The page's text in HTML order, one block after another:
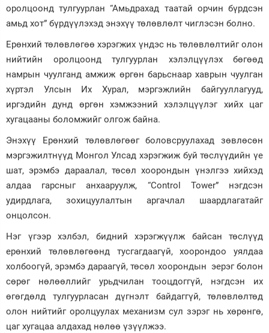
оролцоонд тулгуурлан “Амьдрахад таатай орчин бүрдсэн
амьд хот” бүрдүүлэхэд энэхүү төлөвлөлт чиглэсэн болно.
Ерөнхий төлөвлөгөө хэрэгжих үндэс нь төлөвлөлтийг олон
нийтийн оролцоонд тулгуурлан хэлэлцүүлэх бөгөөд
намрын чуулганд амжиж өргөн барьснаар хаврын чуулган
хүртэл Улсын Их Хурал, мэргэжлийн байгууллагууд,
иргэдийн дунд өргөн хэмжээний хэлэлцүүлэг хийх цаг
хугацааны боломжийг олгож байна.
Энэхүү Ерөнхий төлөвлөгөөг боловсруулахад зөвлөсөн
мэргэжилтнүүд Монгол Улсад хэрэгжиж буй төслүүдийн үе
шат, эрэмбэ дараалал, төсөл хоорондын үнэлгээ хийхэд
алдаа гарсныг анхааруулж, “Сontrol Tower” нэгдсэн
удирдлага, зохицуулалтын аргачлал шаардлагатайг
онцолсон.
Нэг үгээр хэлбэл, бидний хэрэгжүүлж байсан төслүүд
ерөнхий төлөвлөгөөнд тусгагдаагүй, хоорондоо уялдаа
холбоогүй, эрэмбэ дараагүй, төсөл хоорондын эерэг болон
сөрөг нөлөөллийг урьдчилан тооцдоггүй, нэгдсэн их
өгөгдөлд тулгуурласан дүгнэлт байдаггүй, төлөвлөлтөд
олон нийтийг оролцуулах механизм сул зэрэг нь хөрөнгө,
цаг хугацаа алдахад нөлөө үзүүлжээ.